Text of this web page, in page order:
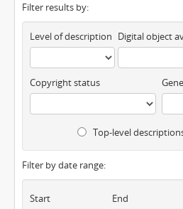
Filter results by:
Level of description
Copyright status
Top-level
Filter by date range:
Start End